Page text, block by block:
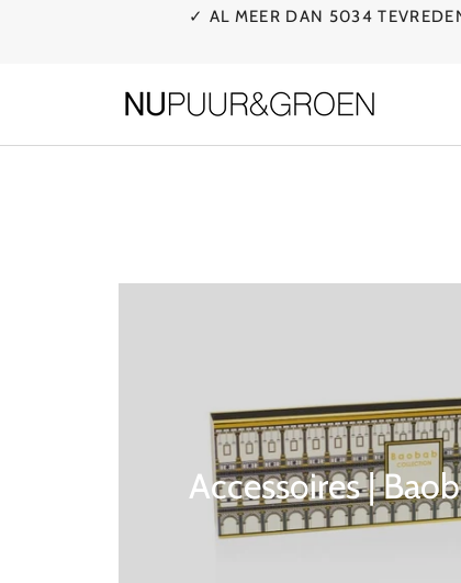
✓ AL MEER DAN 5034
Accessoires |